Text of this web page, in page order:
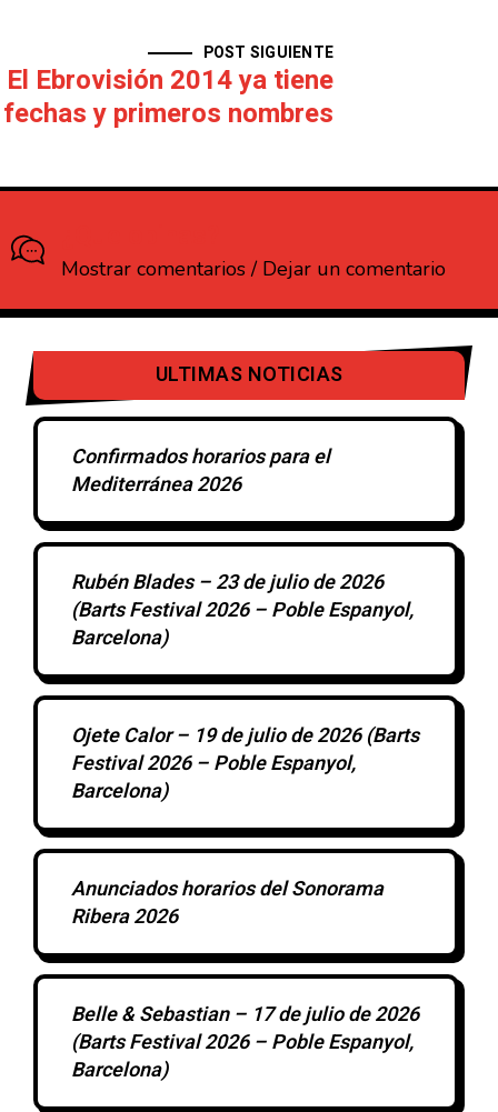
POST SIGUIENTE
El Ebrovisión 2014 ya tiene
fechas y primeros nombres
Mostrar comentarios / Dejar un comentario
ULTIMAS NOTICIAS
Confirmados horarios para el
Mediterránea 2026
Rubén Blades – 23 de julio de 2026
(Barts Festival 2026 – Poble Espanyol,
Barcelona)
Ojete Calor – 19 de julio de 2026 (Barts
Festival 2026 – Poble Espanyol,
Barcelona)
Anunciados horarios del Sonorama
Ribera 2026
Belle & Sebastian – 17 de julio de 2026
(Barts Festival 2026 – Poble Espanyol,
Barcelona)